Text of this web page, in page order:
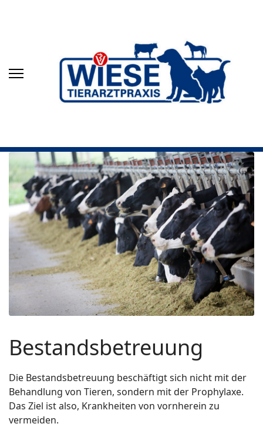
Bestandsbetreuung
Die Bestandsbetreuung beschäftigt sich nicht mit der
Behandlung von Tieren, sondern mit der Prophylaxe.
Das Ziel ist also, Krankheiten von vornherein zu
vermeiden.